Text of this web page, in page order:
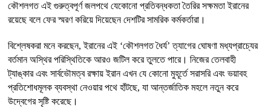
কৌশলগত এই গুরুত্বপূর্ণ জলপথে যেকোনো প্রতিবন্ধকতা তৈরির সক্ষমতা ইরানের
রয়েছে বলে ফের স্মরণ করিয়ে দিয়েছেন দেশটির সামরিক কর্মকর্তারা।
বিশ্লেষকরা মনে করছেন, ইরানের এই ‘কৌশলগত ধৈর্য’ ত্যাগের ঘোষণা মধ্যপ্রাচ্যের
বর্তমান অস্থির পরিস্থিতিকে আরও জটিল করে তুলতে পারে। নিজের তেলবাহী
ট্যাঙ্কার এবং সার্বভৌমত্ব রক্ষায় ইরান এখন যে কোনো মুহূর্তে সরাসরি এবং ভয়াবহ
প্রতিশোধমূলক ব্যবস্থা নেওয়ার পথে হাঁটছে, যা আন্তর্জাতিক মহলে নতুন করে
উদ্বেগের সৃষ্টি করেছে।